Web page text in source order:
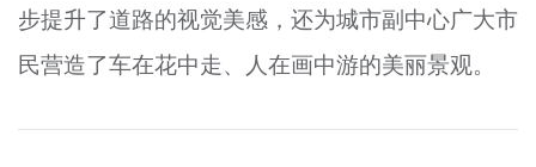
步提升了道路的视觉美感，还为城市副中心广大市
民营造了车在花中走、人在画中游的美丽景观。